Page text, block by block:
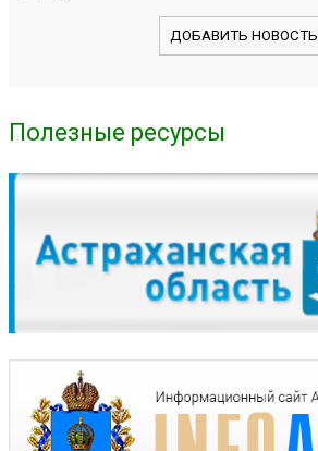
ДОБАВИТЬ НОВОСТЬ
Полезные ресурсы